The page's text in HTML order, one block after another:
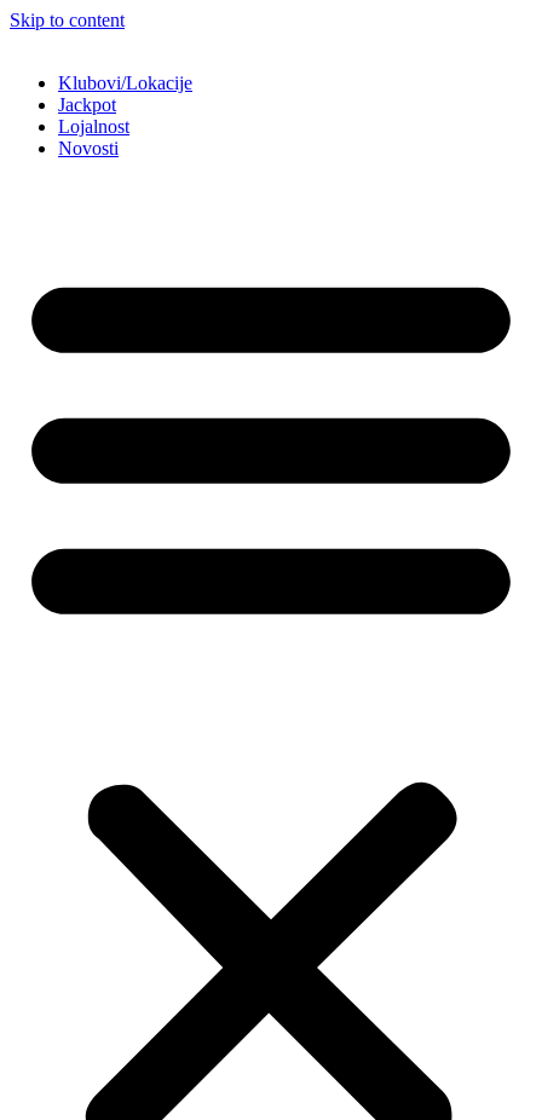
Skip to content
Klubovi/Lokacije
Jackpot
Lojalnost
Novosti